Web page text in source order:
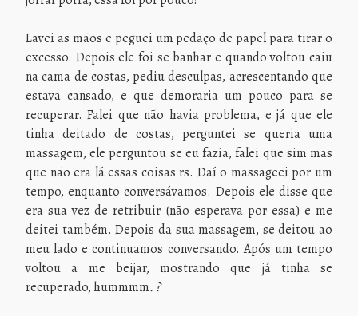
Lavei as mãos e peguei um pedaço de papel para tirar o
excesso. Depois ele foi se banhar e quando voltou caiu
na cama de costas, pediu desculpas, acrescentando que
estava cansado, e que demoraria um pouco para se
recuperar. Falei que não havia problema, e já que ele
tinha deitado de costas, perguntei se queria uma
massagem, ele perguntou se eu fazia, falei que sim mas
que não era lá essas coisas rs. Daí o massageei por um
tempo, enquanto conversávamos. Depois ele disse que
era sua vez de retribuir (não esperava por essa) e me
deitei também. Depois da sua massagem, se deitou ao
meu lado e continuamos conversando. Após um tempo
voltou a me beijar, mostrando que já tinha se
recuperado, hummmm. ?